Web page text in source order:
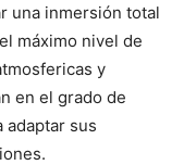
una inmersión total
máximo nivel de
y
en el grado de
adaptar sus